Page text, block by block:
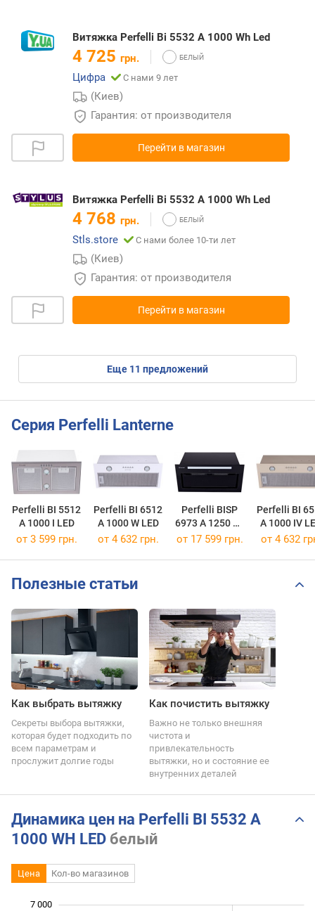
Витяжка Perfelli Bi 5532 A 1000 Wh Led
4 725 грн.
Цифра
С нами 9 лет
(Киев)
Гарантия: от производителя
Перейти в магазин
Витяжка Perfelli Bi 5532 A 1000 Wh Led
4 768 грн.
Stls.store
С нами более 10-ти лет
(Киев)
Гарантия: от производителя
Перейти в магазин
eще 11 предложений
Серия Perfelli Lanterne
Perfelli BI 5512
A 1000 I LED
Perfelli BI 6512
A 1000 W LED
Perfelli BISP
6973 A 1250 BL
LED Strip
Perfelli BI
A 1000 IV
от 3 599 грн. от 4 632 грн. от 17 599 грн. от 4 632
Полезные статьи
Как выбрать вытяжку
Секреты выбора вытяжки,
которая будет подходить по
всем параметрам и
прослужит долгие годы
Как почистить вытяжку
Важно не только внешняя
чистота и
привлекательность
вытяжки, но и состояние ее
внутренних деталей
Динамика цен на Perfelli BI 5532 A
1000 WH LED белый
Цена Кол-во магазинов
7 000